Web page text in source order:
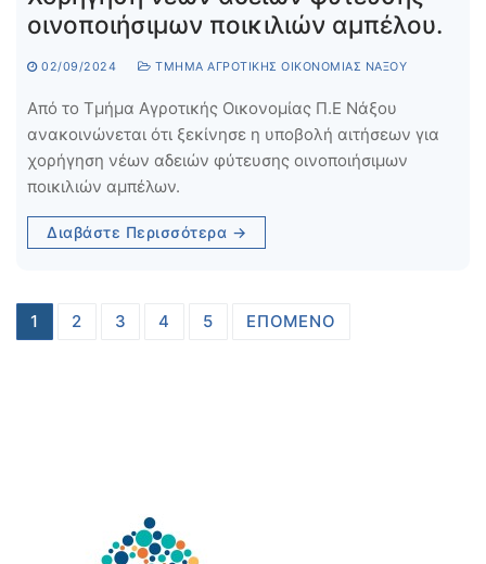
οινοποιήσιμων ποικιλιών αμπέλου.
02/09/2024 ΤΜΉΜΑ ΑΓΡΟΤΙΚΉΣ ΟΙΚΟΝΟΜΊΑΣ ΝΆΞΟΥ
Από το Τμήμα Αγροτικής Οικονομίας Π.Ε Nάξου
ανακοινώνεται ότι ξεκίνησε η υποβολή αιτήσεων για
χορήγηση νέων αδειών φύτευσης οινοποιήσιμων
ποικιλιών αμπέλων.
Διαβάστε Περισσότερα →
Σελιδοποίηση
1 2 3 4 5 ΕΠΌΜΕΝΟ